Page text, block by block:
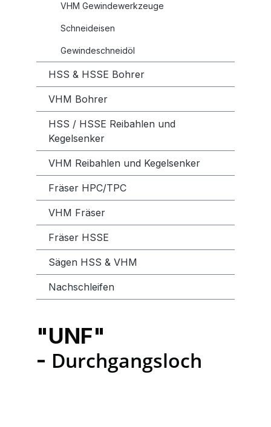
VHM Gewindewerkzeuge
Schneideisen
Gewindeschneidöl
HSS & HSSE Bohrer
VHM Bohrer
HSS / HSSE Reibahlen und
Kegelsenker
VHM Reibahlen und Kegelsenker
Fräser HPC/TPC
VHM Fräser
Fräser HSSE
Sägen HSS & VHM
Nachschleifen
"UNF"
- Durchgangsloch